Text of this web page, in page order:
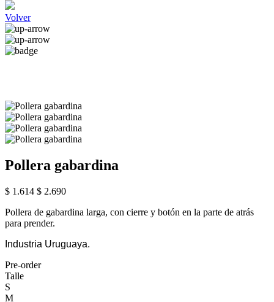
Volver
Pollera gabardina
$ 1.614 $ 2.690
Pollera de gabardina larga, con cierre y botón en la parte de atrás
para prender.
Industria Uruguaya.
Pre-order
Talle
S
M